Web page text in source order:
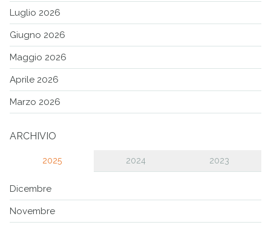
Luglio 2026
Giugno 2026
Maggio 2026
Aprile 2026
Marzo 2026
ARCHIVIO
2025 2024 2023
Dicembre
Novembre